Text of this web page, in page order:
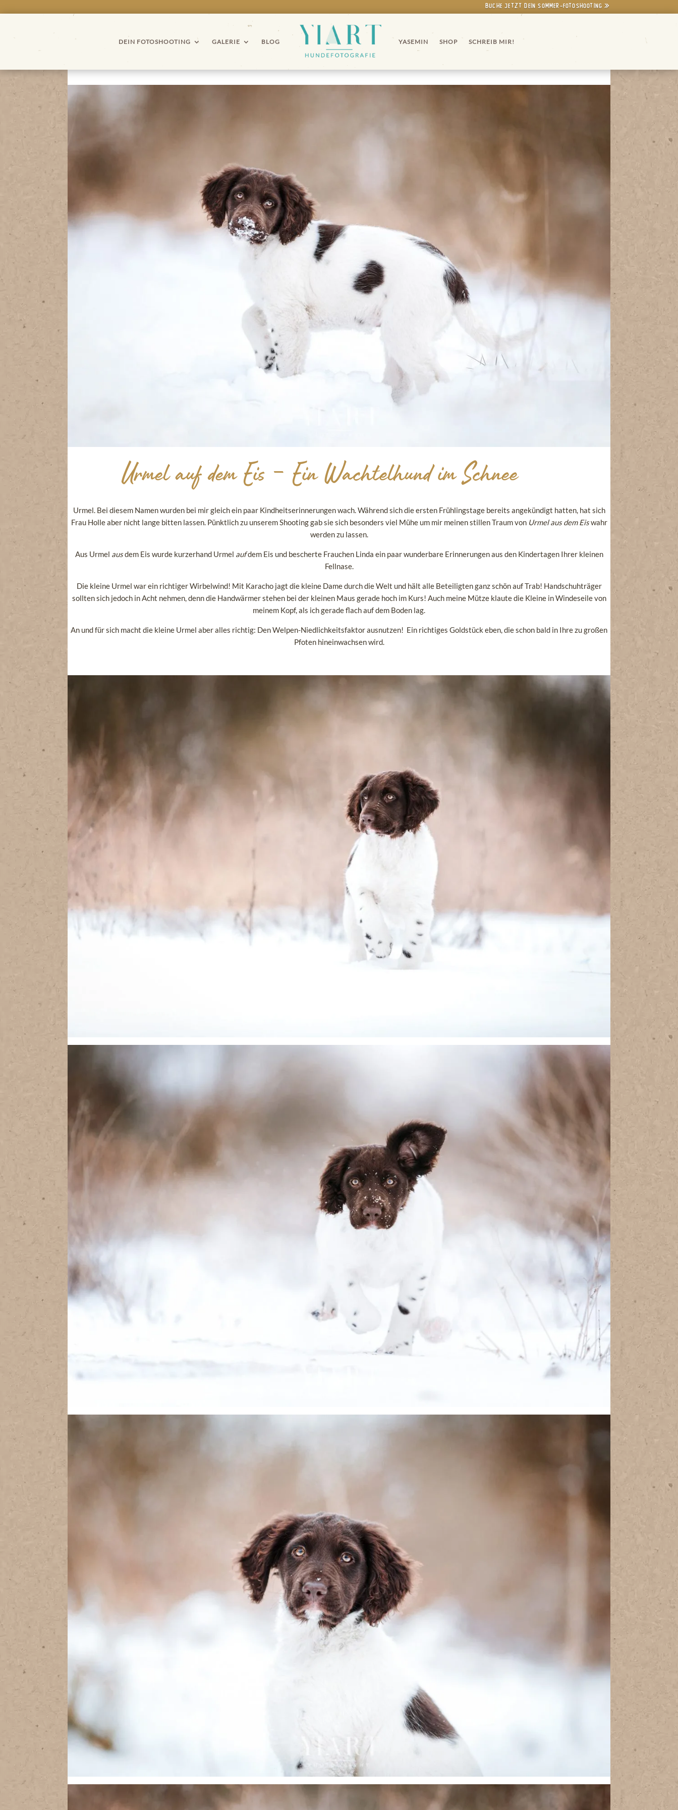
Buche jetzt dein Sommer-Fotoshooting »
DEIN FOTOSHOOTING GALERIE BLOG YASEMIN SHOP SCHREIB MIR!
Urmel auf dem Eis – Ein Wachtelhund im Schnee
Urmel. Bei diesem Namen wurden bei mir gleich ein paar Kindheitserinnerungen wach. Während sich die ersten Frühlingstage bereits angekündigt hatten, hat sich
Frau Holle aber nicht lange bitten lassen. Pünktlich zu unserem Shooting gab sie sich besonders viel Mühe um mir meinen stillen Traum von Urmel aus dem Eiswahr
werden zu lassen.
Aus Urmel ausdem Eis wurde kurzerhand Urmel aufdem Eis und bescherte Frauchen Linda ein paar wunderbare Erinnerungen aus den Kindertagen Ihrer kleinen
Fellnase.
Die kleine Urmel war ein richtiger Wirbelwind! Mit Karacho jagt die kleine Dame durch die Welt und hält alle Beteiligten ganz schön auf Trab! Handschuhträger
sollten sich jedoch in Acht nehmen, denn die Handwärmer stehen bei der kleinen Maus gerade hoch im Kurs! Auch meine Mütze klaute die Kleine in Windeseile von
meinem Kopf, als ich gerade flach auf dem Boden lag.
An und für sich macht die kleine Urmel aber alles richtig: Den Welpen-Niedlichkeitsfaktor ausnutzen! Ein richtiges Goldstück eben, die schon bald in Ihre zu großen
Pfoten hineinwachsen wird.